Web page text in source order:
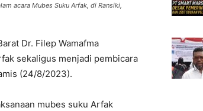
acara Mubes Suku Arfak, di Ransiki,
Dr. Filep Wamafma
sekaligus menjadi pembicara
(24/8/2023).
mubes suku Arfak